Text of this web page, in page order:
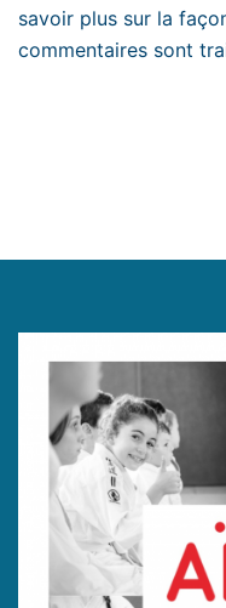
savoir plus sur la
commentaires sont